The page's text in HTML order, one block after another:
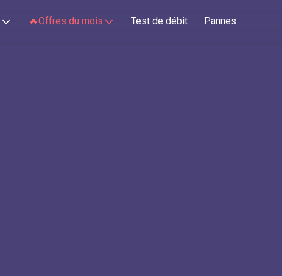
🔥Offres du mois Test de débit Pannes